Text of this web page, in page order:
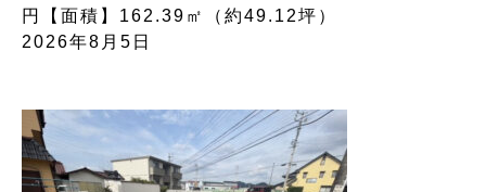
円【面積】162.39㎡（約49.12坪）
2026年8月5日